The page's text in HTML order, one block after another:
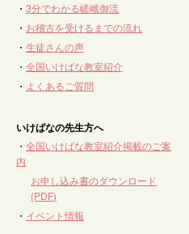
・ 3分でわかる嵯峨御流
・ お稽古を受けるまでの流れ
・ 生徒さんの声
・ 全国いけばな教室紹介
・ よくあるご質問
いけばなの先生方へ
・ 全国いけばな教室紹介掲載のご案
内
お申し込み書のダウンロード
(PDF)
・ イベント情報